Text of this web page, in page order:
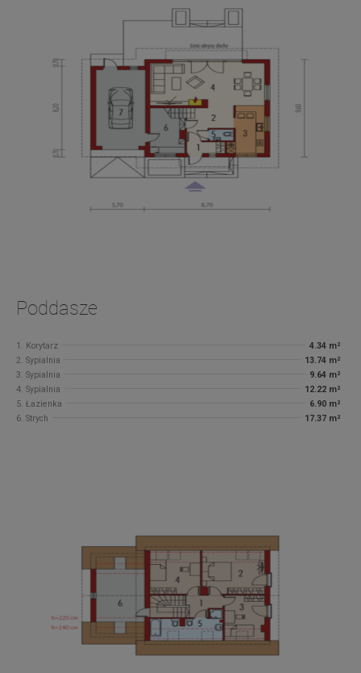
Poddasze
1. Korytarz
4.34 m²
2. Sypialnia
13.74 m²
3. Sypialnia
9.64 m²
4. Sypialnia
12.22 m²
5. Łazienka
6.90 m²
6. Strych
17.37 m²